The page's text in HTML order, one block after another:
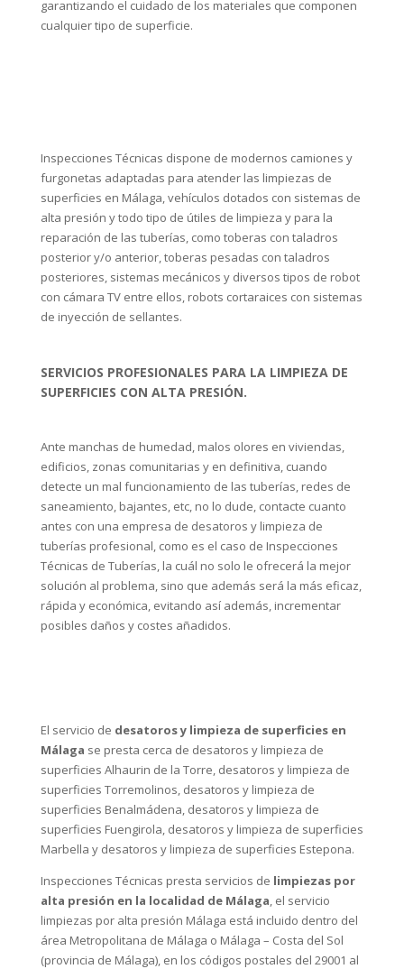
garantizando el cuidado de los materiales que componen
cualquier tipo de superficie.
Inspecciones Técnicas dispone de modernos camiones y
furgonetas adaptadas para atender las limpiezas de
superficies en Málaga, vehículos dotados con sistemas de
alta presión y todo tipo de útiles de limpieza y para la
reparación de las tuberías, como toberas con taladros
posterior y/o anterior, toberas pesadas con taladros
posteriores, sistemas mecánicos y diversos tipos de robot
con cámara TV entre ellos, robots cortaraices con sistemas
de inyección de sellantes.
SERVICIOS PROFESIONALES PARA LA LIMPIEZA DE
SUPERFICIES CON ALTA PRESIÓN.
Ante manchas de humedad, malos olores en viviendas,
edificios, zonas comunitarias y en definitiva, cuando
detecte un mal funcionamiento de las tuberías, redes de
saneamiento, bajantes, etc, no lo dude, contacte cuanto
antes con una empresa de desatoros y limpieza de
tuberías profesional, como es el caso de Inspecciones
Técnicas de Tuberías, la cuál no solo le ofrecerá la mejor
solución al problema, sino que además será la más eficaz,
rápida y económica, evitando así además, incrementar
posibles daños y costes añadidos.
El servicio de desatoros y limpieza de superficies en
Málaga se presta cerca de desatoros y limpieza de
superficies Alhaurin de la Torre, desatoros y limpieza de
superficies Torremolinos, desatoros y limpieza de
superficies Benalmádena, desatoros y limpieza de
superficies Fuengirola, desatoros y limpieza de superficies
Marbella y desatoros y limpieza de superficies Estepona.
Inspecciones Técnicas presta servicios de limpiezas por
alta presión en la localidad de Málaga, el servicio
limpiezas por alta presión Málaga está incluido dentro del
área Metropolitana de Málaga o Málaga – Costa del Sol
(provincia de Málaga), en los códigos postales del 29001 al